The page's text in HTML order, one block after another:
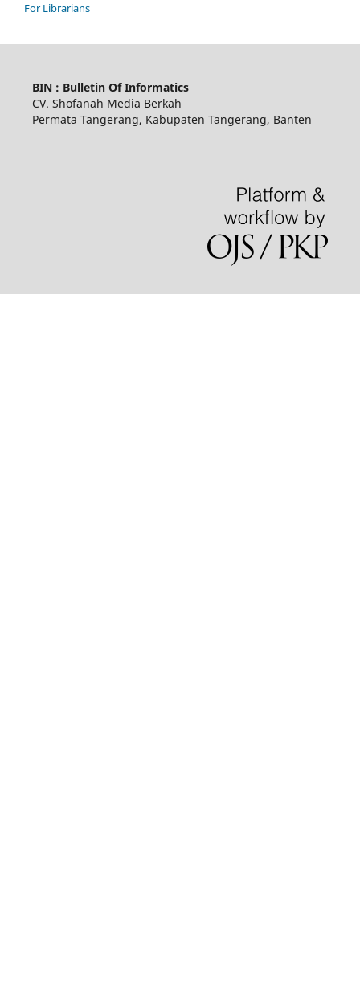
For Librarians
BIN : Bulletin Of Informatics
CV. Shofanah Media Berkah
Permata Tangerang, Kabupaten Tangerang, Banten